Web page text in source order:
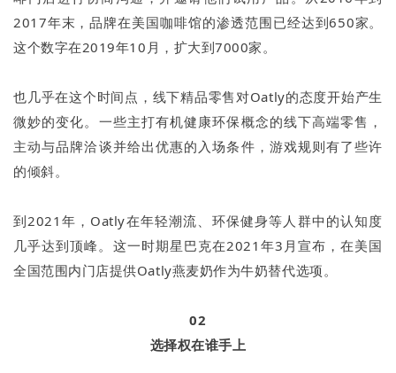
2017年末，品牌在美国咖啡馆的渗透范围已经达到650家。
这个数字在2019年10月，扩大到7000家。
也几乎在这个时间点，线下精品零售对Oatly的态度开始产生
微妙的变化。一些主打有机健康环保概念的线下高端零售，
主动与品牌洽谈并给出优惠的入场条件，游戏规则有了些许
的倾斜。
到2021年，Oatly在年轻潮流、环保健身等人群中的认知度
几乎达到顶峰。这一时期星巴克在2021年3月宣布，在美国
全国范围内门店提供Oatly燕麦奶作为牛奶替代选项。
02
选择权在谁手上